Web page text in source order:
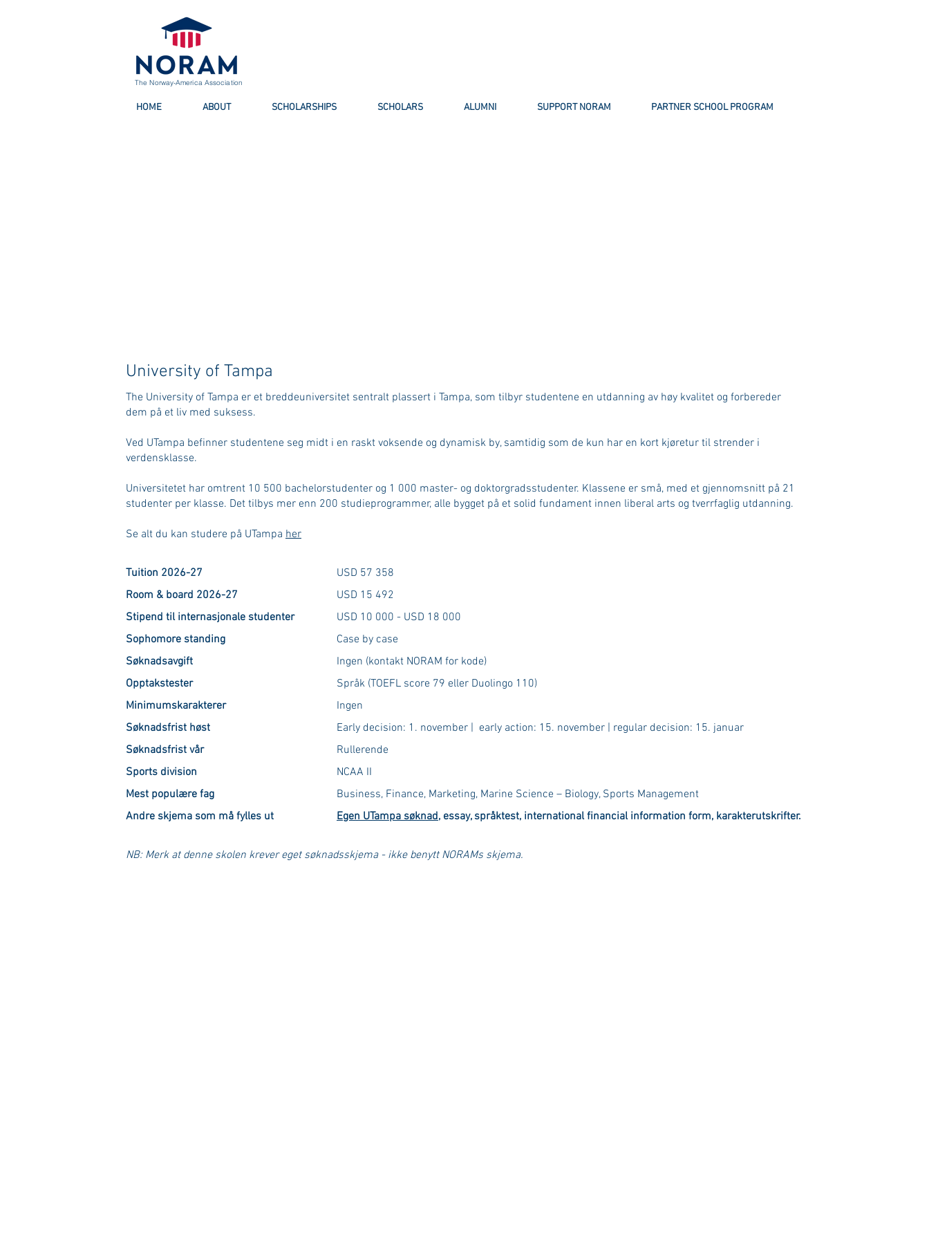
The Norway-America Association
HOME ABOUT SCHOLARSHIPS SCHOLARS ALUMNI SUPPORT NORAM PARTNER SCHOOL PROGRAM
University of Tampa
The University of Tampa er et breddeuniversitet sentralt plassert i Tampa, som tilbyr studentene en utdanning av høy kvalitet og forbereder
dem på et liv med suksess.
Ved UTampa befinner studentene seg midt i en raskt voksende og dynamisk by, samtidig som de kun har en kort kjøretur til strender i
verdensklasse.
Universitetet har omtrent 10 500 bachelorstudenter og 1 000 master- og doktorgradsstudenter. Klassene er små, med et gjennomsnitt på 21
studenter per klasse. Det tilbys mer enn 200 studieprogrammer, alle bygget på et solid fundament innen liberal arts og tverrfaglig utdanning.
Se alt du kan studere på UTampa her
Tuition 2026-27
Room & board 2026-27
Stipend til internasjonale studenter
Sophomore standing
Søknadsavgift
Opptakstester
Minimumskarakterer
Søknadsfrist høst
Søknadsfrist vår
Sports division
Mest populære fag
Andre skjema som må fylles ut
USD 57 358
USD 15 492
USD 10 000 - USD 18 000
Case by case
Ingen (kontakt NORAM for kode)
Språk (TOEFL score 79 eller Duolingo 110)
Ingen
Early decision: 1. november | early action: 15. november | regular decision: 15. januar
Rullerende
NCAA II
Business, Finance, Marketing, Marine Science – Biology, Sports Management
Egen UTampa søknad, essay, språktest, international financial information form, karakterutskrifter.
NB: Merk at denne skolen krever eget søknadsskjema - ikke benytt NORAMs skjema.